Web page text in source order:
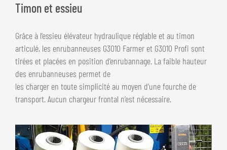
Timon et essieu
Grâce à l’essieu élévateur hydraulique réglable et au timon
articulé, les enrubanneuses G3010 Farmer et G3010 Profi sont
tirées et placées en position d’enrubannage. La faible hauteur
des enrubanneuses permet de
les charger en toute simplicité au moyen d’une fourche de
transport. Aucun chargeur frontal n’est nécessaire.